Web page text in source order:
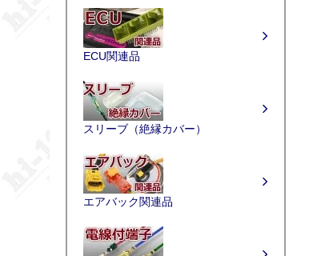
ECU関連品
スリーブ（絶縁カバー）
エアバック関連品